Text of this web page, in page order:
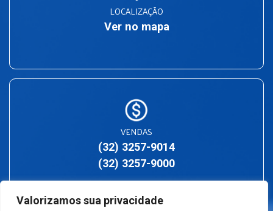
Valorizamos sua privacidade
LOCALIZAÇÃO
Ver no mapa
VENDAS
(32) 3257-9014
(32) 3257-9000